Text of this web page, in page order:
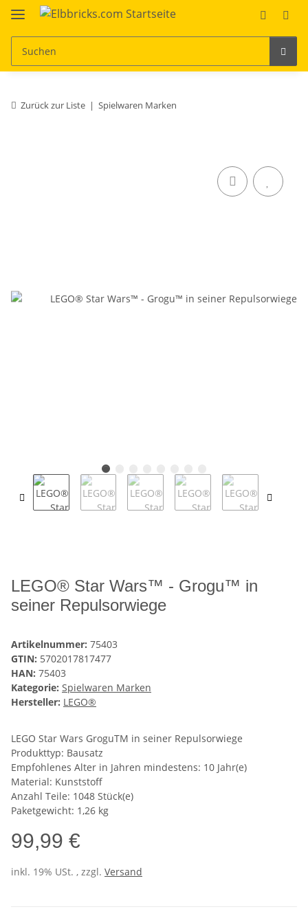
Zurück zur Liste Spielwaren Marken
LEGO® Star Wars™ - Grogu™ in
seiner Repulsorwiege
Artikelnummer: 75403
GTIN: 5702017817477
HAN: 75403
Kategorie: Spielwaren Marken
Hersteller: LEGO®
LEGO Star Wars GroguTM in seiner Repulsorwiege
Produkttyp: Bausatz
Empfohlenes Alter in Jahren mindestens: 10 Jahr(e)
Material: Kunststoff
Anzahl Teile: 1048 Stück(e)
Paketgewicht: 1,26 kg
99,99 €
inkl. 19% USt. , zzgl. Versand